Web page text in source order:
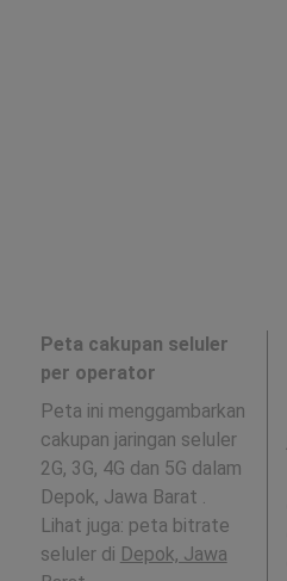
Peta cakupan seluler
per operator
Peta ini menggambarkan
cakupan jaringan seluler
2G, 3G, 4G dan 5G dalam
Depok, Jawa Barat .
Lihat juga: peta bitrate
seluler di Depok, Jawa